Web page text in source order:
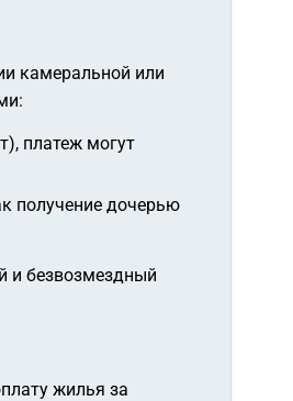
камеральной или
платеж могут
получение дочерью
и безвозмездный
жилья за